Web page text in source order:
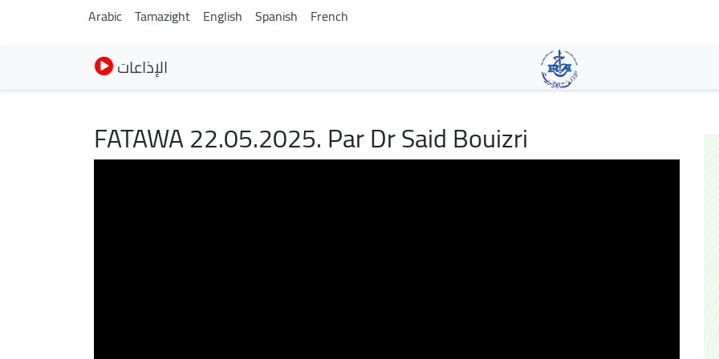
main
content
Arabic Tamazight English Spanish French
الإذاعات
FATAWA 22.05.2025. Par Dr Said Bouizri